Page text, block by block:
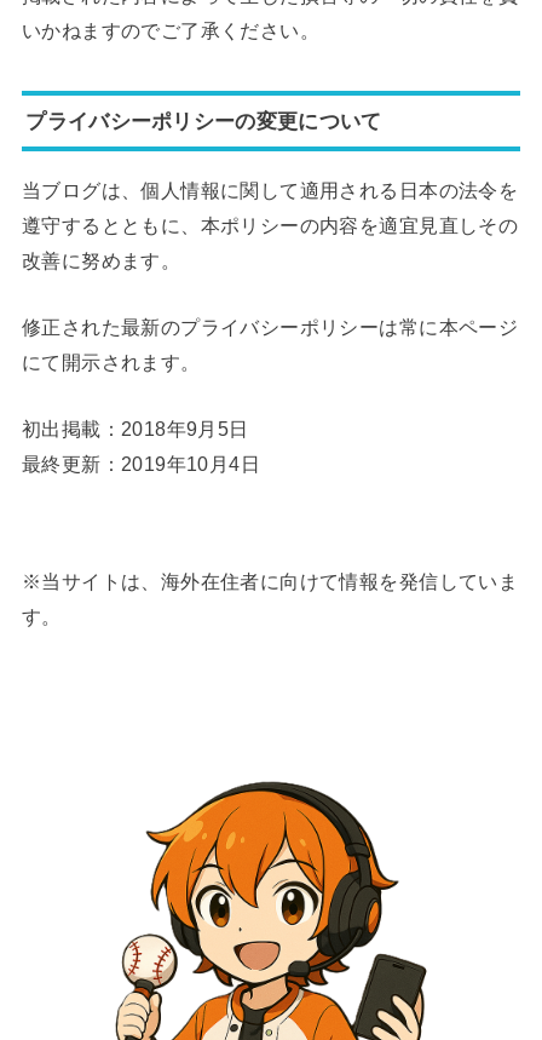
いかねますのでご了承ください。
プライバシーポリシーの変更について
当ブログは、個人情報に関して適用される日本の法令を
遵守するとともに、本ポリシーの内容を適宜見直しその
改善に努めます。
修正された最新のプライバシーポリシーは常に本ページ
にて開示されます。
初出掲載：2018年9月5日
最終更新：2019年10月4日
※当サイトは、海外在住者に向けて情報を発信していま
す。